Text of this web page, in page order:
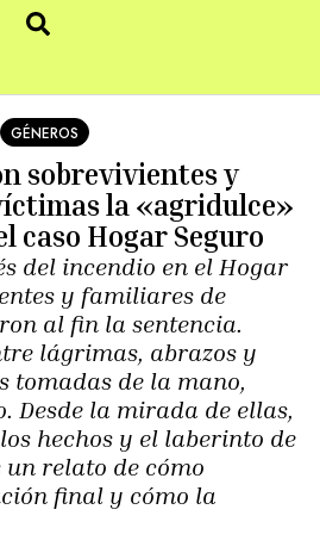
GÉNEROS
sobrevivientes y
la «agridulce»
caso Hogar Seguro
del incendio en el Hogar
y familiares de
al fin la sentencia.
lágrimas, abrazos y
tomadas de la mano,
Desde la mirada de ellas,
hechos y el laberinto de
relato de cómo
final y cómo la